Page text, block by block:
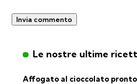
Le nostre ultime
Affogato al cioccolato pronto